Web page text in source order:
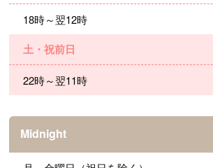
18時～翌12時
土・祝前日
22時～翌11時
Midnight